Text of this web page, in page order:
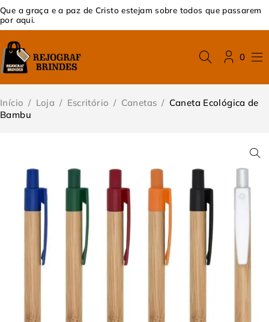
Que a graça e a paz de Cristo estejam sobre todos que passarem
por aqui.
0
Início / Loja / Escritório / Canetas / Caneta Ecológica de
Bambu